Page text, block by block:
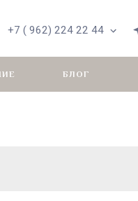
+7 ( 962) 224 22 44
БЛОГ